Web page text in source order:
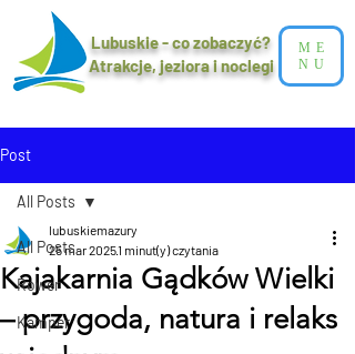
Lubuskie - co zobaczyć?
Atrakcje, jeziora i noclegi​
ME
NU
Post
All Posts
Rower
Kamper
All Posts
Kajakarnia Gądków Wielki
– przygoda, natura i relaks
lubuskiemazury
25 mar 20251 minut(y) czytania